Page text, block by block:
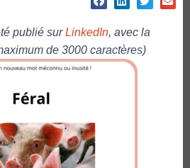
publié surLinkedIn, avec la
de 3000 caractères)